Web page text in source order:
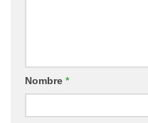
Nombre *